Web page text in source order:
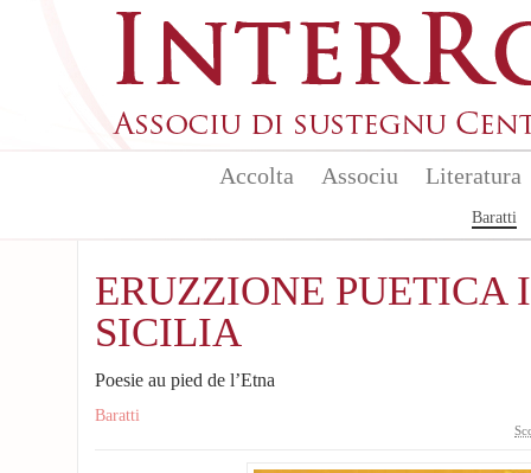
Accolta Associu Literatura
Baratti
ERUZZIONE PUETICA
SICILIA
Poesie au pied de l’Etna
Baratti